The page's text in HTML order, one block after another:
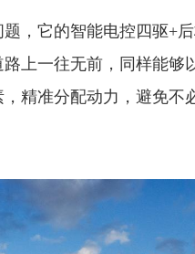
，它的智能电控四驱+
上一往无前，同样能够
精准分配动力，避免不